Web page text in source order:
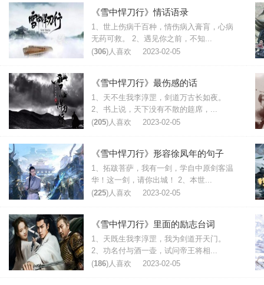
《雪中悍刀行》情话语录
1、世上伤病千百种，情伤病入膏肓，心病
无药可救。 2、遇见你之前，不知...
(306)人喜欢 2023-02-05
《雪中悍刀行》最伤感的话
1、天不生我李淳罡，剑道万古长如夜。
2、书上说，天下没有不散的筵席，...
(205)人喜欢 2023-02-05
《雪中悍刀行》形容徐凤年的句子
1、拓跋菩萨，我有一剑，学自中原剑客温
华！这一剑，请你出城！ 2、本世...
(225)人喜欢 2023-02-05
《雪中悍刀行》里面的励志台词
1、天既生我李淳罡，我为剑道开天门。
2、功名付与酒一壶，试问帝王将相...
(186)人喜欢 2023-02-05